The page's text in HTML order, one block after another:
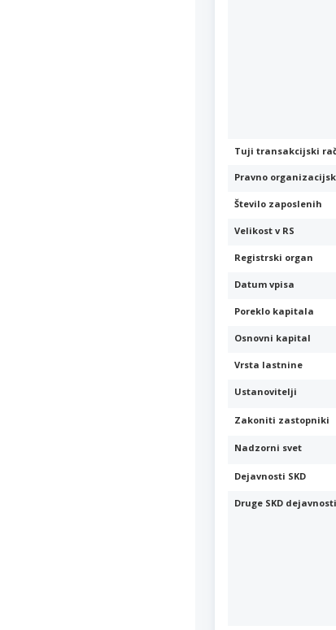
Tuji transakcijski
Pravno
Število zaposlenih
Velikost v RS
Registrski organ
Datum vpisa
Poreklo kapitala
Osnovni kapital
Vrsta lastnine
Ustanovitelji
Zakoniti zastopniki
Nadzorni svet
Dejavnosti SKD
Druge SKD dejavnosti